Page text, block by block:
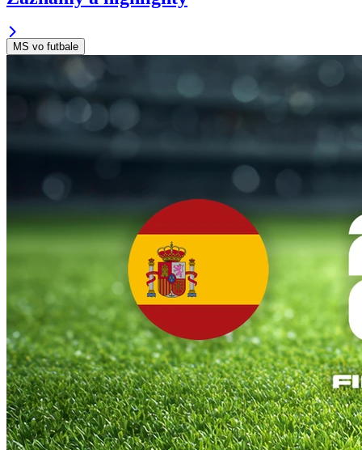
MS vo futbale